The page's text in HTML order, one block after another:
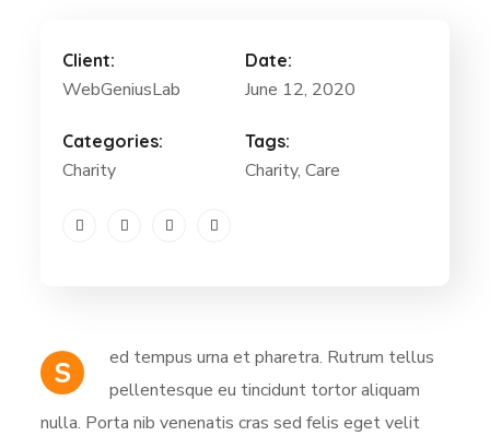
S
ed tempus urna et pharetra. Rutrum tellus
pellentesque eu tincidunt tortor aliquam
nulla. Porta nib venenatis cras sed felis eget velit
Client:
WebGeniusLab
Date:
June 12, 2020
Categories:
Charity
Tags:
Charity, Care